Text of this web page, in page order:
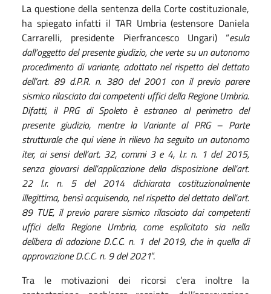
La questione della sentenza della Corte costituzionale,
ha spiegato infatti il TAR Umbria (estensore Daniela
Carrarelli, presidente Pierfrancesco Ungari) “esula
dall’oggetto del presente giudizio, che verte su un autonomo
procedimento di variante, adottato nel rispetto del dettato
dell’art. 89 d.P.R. n. 380 del 2001 con il previo parere
sismico rilasciato dai competenti uffici della Regione Umbria.
Difatti, il PRG di Spoleto è estraneo al perimetro del
presente giudizio, mentre la Variante al PRG – Parte
strutturale che qui viene in rilievo ha seguito un autonomo
iter, ai sensi dell’art. 32, commi 3 e 4, l.r. n. 1 del 2015,
senza giovarsi dell’applicazione della disposizione dell’art.
22 l.r. n. 5 del 2014 dichiarata costituzionalmente
illegittima, bensì acquisendo, nel rispetto del dettato dell’art.
89 TUE, il previo parere sismico rilasciato dai competenti
uffici della Regione Umbria, come esplicitato sia nella
delibera di adozione D.C.C. n. 1 del 2019, che in quella di
approvazione D.C.C. n. 9 del 2021”.
Tra le motivazioni dei ricorsi c’era inoltre la